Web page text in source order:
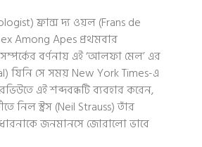
ফ্রান্স দ্য ওয়ল (Frans de
Among Apes প্রথমবার
বর্ণনায় এই ‘আলফা মেল’ এর
যিনি সে সময় New York Times-এ
এই শব্দবন্ধটি ব্যবহার করেন,
নিল স্ট্রস (Neil Strauss) তাঁর
জনমানসে জোরালো ভাবে